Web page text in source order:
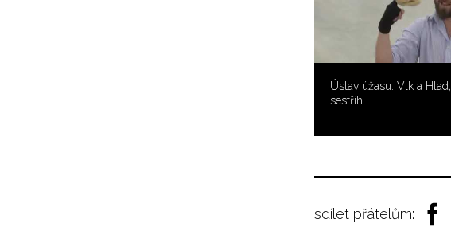
Ústav úžasu: Vlk a Hlad,
sestřih
sdílet přátelům: